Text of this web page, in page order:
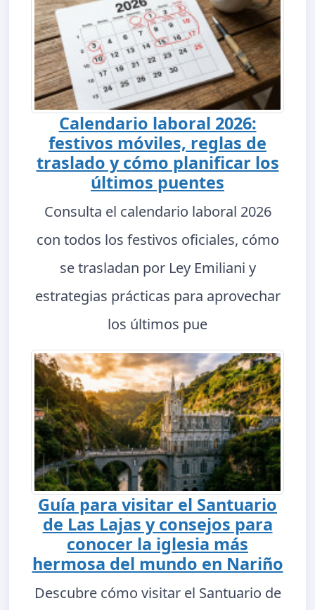
Calendario laboral 2026:
festivos móviles, reglas de
traslado y cómo planificar los
últimos puentes
Consulta el calendario laboral 2026
con todos los festivos oficiales, cómo
se trasladan por Ley Emiliani y
estrategias prácticas para aprovechar
los últimos pue
Guía para visitar el Santuario
de Las Lajas y consejos para
conocer la iglesia más
hermosa del mundo en Nariño
Descubre cómo visitar el Santuario de